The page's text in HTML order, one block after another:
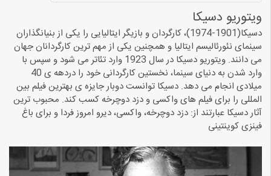
ویتوریو دسیکا
دسیکا(1901-1974)، کارگردان و بازیگر ایتالیایی را یکی از بنیانگذاران
سینمای نئورئالیسم ایتالیا و همچنین یکی از مهم ترین کارگردانان جهان
می دانند. ویتوریو دسیکا در سال 1923 وارد تئاتر می شود و سپس با
وارد شدن به دنیای سینما، نخستین کارگردانی خود را دردهه ی 40
میلادی انجام می دهد. دسیکا توانست دوبار جایزه ی بهترین فیلم بین
المللی را برای فیلم های واکسی و دزد دوچرخه کسب کند. محبوب ترین
آثار دسیکا عبارتند از: دزد دوچرخه، واکسی، دیرو امروز فردا و برای باغ
فینزی کوینتینی